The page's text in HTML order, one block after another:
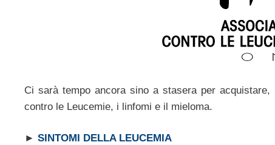
Ci sarà tempo ancora sino a stasera per
contro le Leucemie, i linfomi e il mieloma.
► SINTOMI DELLA LEUCEMIA